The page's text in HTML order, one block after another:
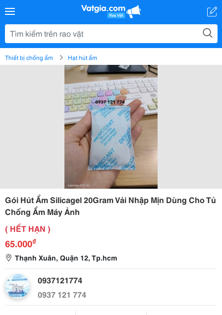
Thiết bị chống ẩm Hạt hút ẩm
Gói Hút Ẩm Silicagel 20Gram Vải Nhập Mịn Dùng Cho Tủ
Chống Ẩm Máy Ảnh
( HẾT HẠN )
65.000₫
Thạnh Xuân, Quận 12, Tp.hcm
0937121774
0937 121 774